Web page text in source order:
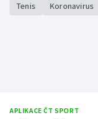
Tenis Koronavirus
APLIKACE ČT SPORT